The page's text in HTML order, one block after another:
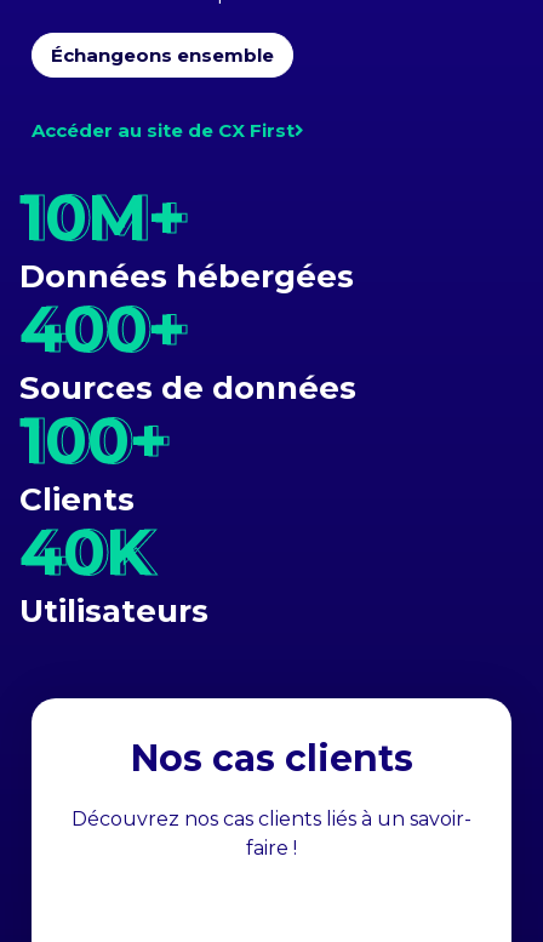
Échangeons ensemble
Accéder au site de CX First
10M+
10M+
Données hébergées
400+
400+
Sources de données
100+
100+
Clients
40K
40K
Utilisateurs
Nos cas clients
Découvrez nos cas clients liés à un savoir-
faire !